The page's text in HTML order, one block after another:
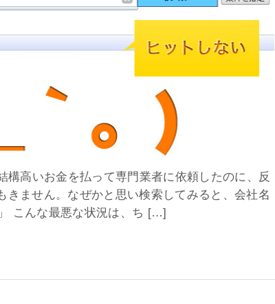
構高いお金を払って専門業者に依頼したのに、反
きません。なぜかと思い検索してみると、会社名
こんな最悪な状況は、ち […]